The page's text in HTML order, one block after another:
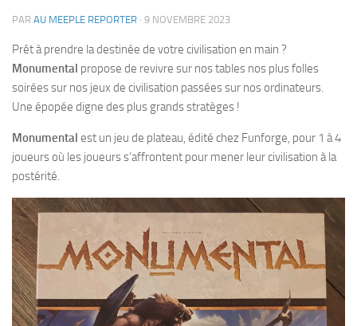
PAR AU MEEPLE REPORTER · 9 NOVEMBRE 2023
Prêt à prendre la destinée de votre civilisation en main ?
Monumental propose de revivre sur nos tables nos plus folles
soirées sur nos jeux de civilisation passées sur nos ordinateurs.
Une épopée digne des plus grands stratèges !
Monumental est un jeu de plateau, édité chez Funforge, pour 1 à 4
joueurs où les joueurs s’affrontent pour mener leur civilisation à la
postérité.